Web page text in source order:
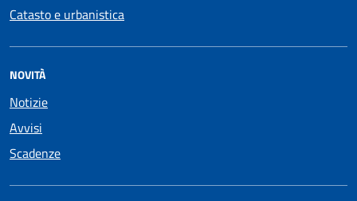
Catasto e urbanistica
NOVITÀ
Notizie
Avvisi
Scadenze